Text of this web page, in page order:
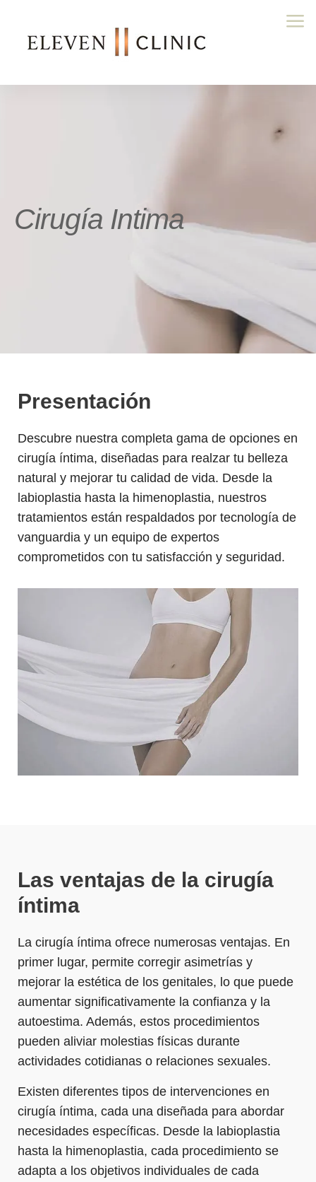
Cirugía Intima
Presentación
Descubre nuestra completa gama de opciones en
cirugía íntima, diseñadas para realzar tu belleza
natural y mejorar tu calidad de vida. Desde la
labioplastia hasta la himenoplastia, nuestros
tratamientos están respaldados por tecnología de
vanguardia y un equipo de expertos
comprometidos con tu satisfacción y seguridad.
Las ventajas de la cirugía
íntima
La cirugía íntima ofrece numerosas ventajas. En
primer lugar, permite corregir asimetrías y
mejorar la estética de los genitales, lo que puede
aumentar significativamente la confianza y la
autoestima. Además, estos procedimientos
pueden aliviar molestias físicas durante
actividades cotidianas o relaciones sexuales.
Existen diferentes tipos de intervenciones en
cirugía íntima, cada una diseñada para abordar
necesidades específicas. Desde la labioplastia
hasta la himenoplastia, cada procedimiento se
adapta a los objetivos individuales de cada